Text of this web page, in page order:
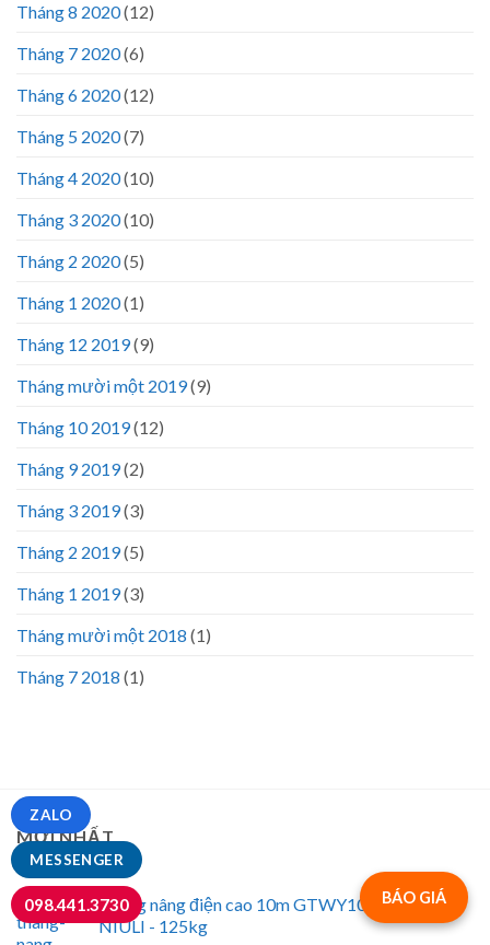
Tháng 8 2020(12)
Tháng 7 2020(6)
Tháng 6 2020(12)
Tháng 5 2020(7)
Tháng 4 2020(10)
Tháng 3 2020(10)
Tháng 2 2020(5)
Tháng 1 2020(1)
Tháng 12 2019(9)
Tháng mười một 2019(9)
Tháng 10 2019(12)
Tháng 9 2019(2)
Tháng 3 2019(3)
Tháng 2 2019(5)
Tháng 1 2019(3)
Tháng mười một 2018 (1)
Tháng 7 2018 (1)
MỚI NHẤT
Thang nâng điện cao 10m GTWY1001 Hiệu
NIULI - 125kg
BÁO GIÁ
MESSENGER
ZALO
098.441.3730